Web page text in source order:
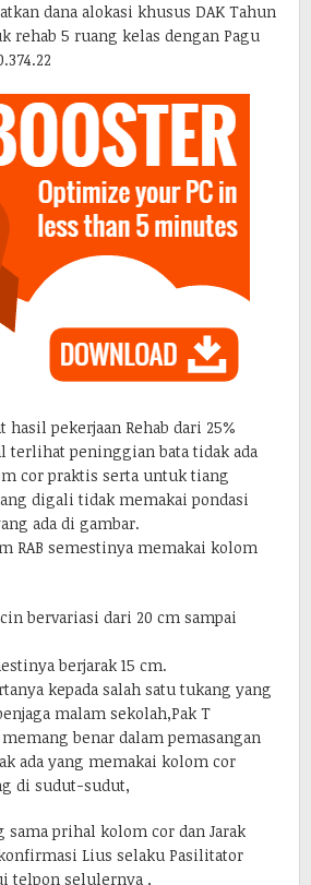
dana alokasi khusus DAK Tahun
rehab 5 ruang kelas dengan Pagu
pekerjaan Rehab dari 25%
terlihat peninggian bata tidak ada
cor praktis serta untuk tiang
digali tidak memakai pondasi
ada di gambar.
RAB semestinya memakai kolom
bervariasi dari 20 cm sampai
berjarak 15 cm.
kepada salah satu tukang yang
malam sekolah,Pak T
benar dalam pemasangan
ada yang memakai kolom cor
di sudut-sudut,
prihal kolom cor dan Jarak
Lius selaku Pasilitator
telpon selulernya ,